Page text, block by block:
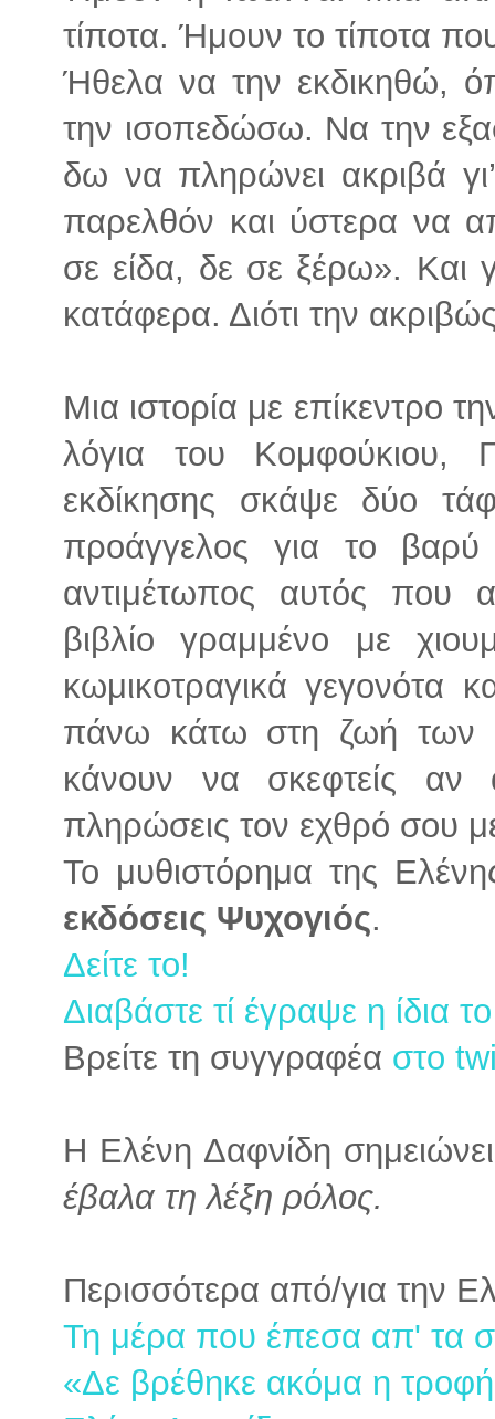
τίποτα. Ήμουν το τίποτα
Ήθελα να την εκδικηθώ,
την ισοπεδώσω. Να την
δω να πληρώνει ακριβά
παρελθόν και ύστερα να
σε είδα, δε σε ξέρω». Και
κατάφερα. Διότι την
Μια ιστορία με επίκεντρο
λόγια του Κομφούκιου,
εκδίκησης σκάψε δύο
προάγγελος για το βαρύ
αντιμέτωπος αυτός που
βιβλίο γραμμένο με
κωμικοτραγικά γεγονότα
πάνω κάτω στη ζωή των
κάνουν να σκεφτείς αν
πληρώσεις τον εχθρό σου
Το μυθιστόρημα της
εκδόσεις Ψυχογιός.
Δείτε το!
Διαβάστε τί έγραψε η ίδια
Βρείτε τη συγγραφέα στο
Η Ελένη Δαφνίδη
έβαλα τη λέξη ρόλος.
Περισσότερα από/για την
Τη μέρα που έπεσα απ' τα
«Δε βρέθηκε ακόμα η